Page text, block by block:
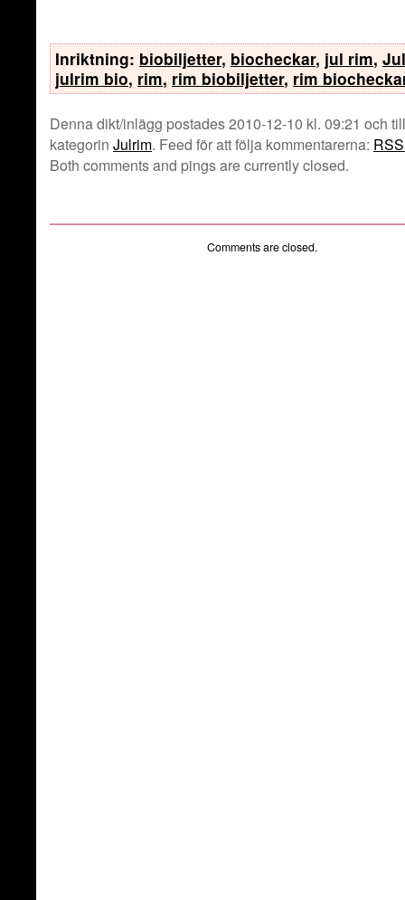
Inriktning: biobiljetter, biocheckar, jul rim,
julrim bio, rim, rim biobiljetter, rim
Denna dikt/inlägg postades 2010-12-10 kl. 09:21 och
kategorin Julrim. Feed för att följa kommentarerna:
Both comments and pings are currently closed.
Comments are closed.